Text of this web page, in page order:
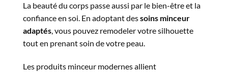
La beauté du corps passe aussi par le bien-être et la
confiance en soi. En adoptant dessoins minceur
adaptés, vous pouvez remodeler votre silhouette
tout en prenant soin de votre peau.
Les produits minceur modernes allient